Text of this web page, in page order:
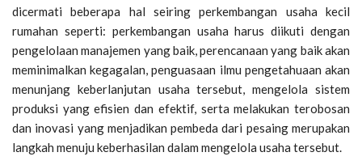
dicermati beberapa hal seiring perkembangan usaha kecil
rumahan seperti: perkembangan usaha harus diikuti dengan
pengelolaan manajemen yang baik, perencanaan yang baik akan
meminimalkan kegagalan, penguasaan ilmu pengetahuaan akan
menunjang keberlanjutan usaha tersebut, mengelola sistem
produksi yang efisien dan efektif, serta melakukan terobosan
dan inovasi yang menjadikan pembeda dari pesaing merupakan
langkah menuju keberhasilan dalam mengelola usaha tersebut.